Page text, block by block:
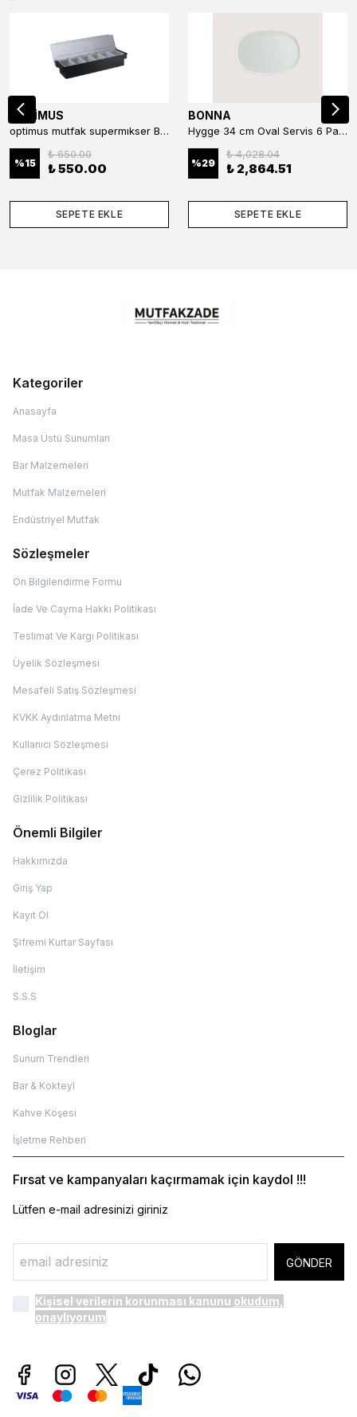
OPTİMUS
optimus mutfak supermıkser Bar Konteyner 6'lı 50×16×9 cm Kapaklı Polikarbon Organizer Bar & Kafe
%15
₺ 650.00
₺ 550.00
SEPETE EKLE
BONNA
Hygge 34 cm Oval Servis 6 Parça
%29
₺ 4,028.04
₺ 2,864.51
SEPETE EKLE
Kategoriler
Anasayfa
Masa Üstü Sunumları
Bar Malzemeleri
Mutfak Malzemeleri
Endüstriyel Mutfak
Sözleşmeler
Ön Bilgilendirme Formu
İade Ve Cayma Hakkı Politikası
Teslimat Ve Kargı Politikası
Üyelik Sözleşmesi
Mesafeli Satış Sözleşmesi
KVKK Aydınlatma Metni
Kullanıcı Sözleşmesi
Çerez Politikası
Gizlilik Politikası
Önemli Bilgiler
Hakkımızda
Giriş Yap
Kayıt Ol
Şifremi Kurtar Sayfası
İletişim
S.S.S
Bloglar
Sunum Trendleri
Bar & Kokteyl
Kahve Köşesi
İşletme Rehberi
Fırsat ve kampanyaları kaçırmamak için kaydol !!!
Lütfen e-mail adresinizi giriniz
GÖNDER
Kişisel verilerin korunması kanunu okudum,
onaylıyorum